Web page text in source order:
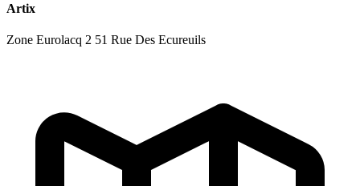
Artix
Zone Eurolacq 2 51 Rue Des Ecureuils